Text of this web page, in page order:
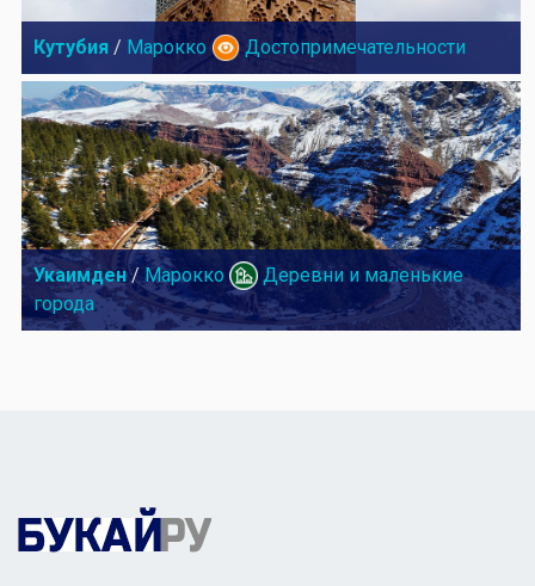
Кутубия / Марокко Достопримечательности
Укаимден/ Марокко
Деревни и маленькие
города